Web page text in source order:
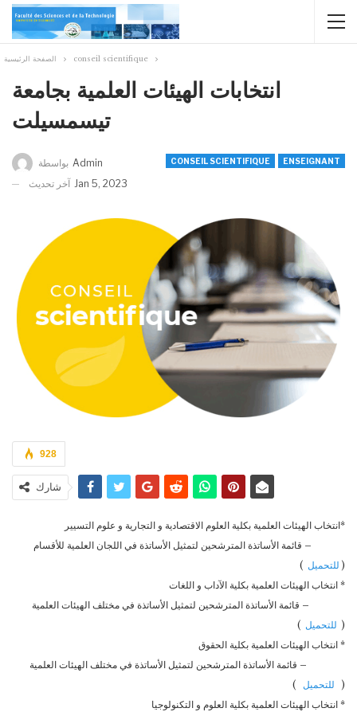
الصفحة الرئيسية conseil scientifique
انتخابات الهيئات العلمية بجامعة
تيسمسيلت
CONSEIL SCIENTIFIQUE ENSEIGNANT
Admin
Jan 5, 2023
928
شارك
*انتخاب الهيئات العلمية بكلية العلوم الاقتصادية و التجارية و علوم التسيير
– قائمة الأساتذة المترشحين لتمثيل الأساتذة في اللجان العلمية للأقسام
( للتحميل )
* انتخاب الهيئات العلمية بكلية الآداب و اللغات
– قائمة الأساتذة المترشحين لتمثيل الأساتذة في مختلف الهيئات العلمية
( للتحميل )
* انتخاب الهيئات العلمية بكلية الحقوق
– قائمة الأساتذة المترشحين لتمثيل الأساتذة في مختلف الهيئات العلمية
(
للتحميل )
* انتخاب الهيئات العلمية بكلية العلوم و التكنولوجيا